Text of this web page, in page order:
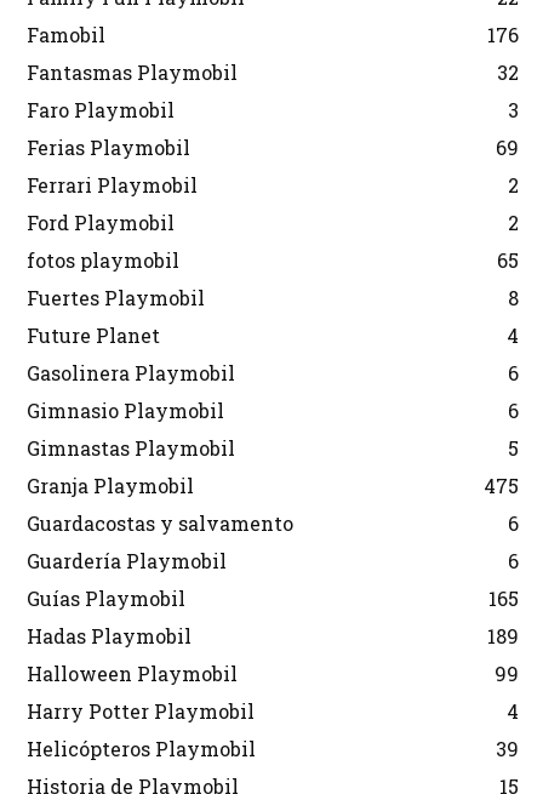
Famobil
176
Fantasmas Playmobil
32
Faro Playmobil
3
Ferias Playmobil
69
Ferrari Playmobil
2
Ford Playmobil
2
fotos playmobil
65
Fuertes Playmobil
8
Future Planet
4
Gasolinera Playmobil
6
Gimnasio Playmobil
6
Gimnastas Playmobil
5
Granja Playmobil
475
Guardacostas y salvamento
6
Guardería Playmobil
6
Guías Playmobil
165
Hadas Playmobil
189
Halloween Playmobil
99
Harry Potter Playmobil
4
Helicópteros Playmobil
39
Historia de Playmobil
15